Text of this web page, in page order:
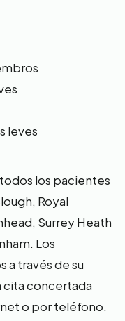
leves
los pacientes
Royal
Surrey Heath
Los
a través de su
cita concertada
o por teléfono.